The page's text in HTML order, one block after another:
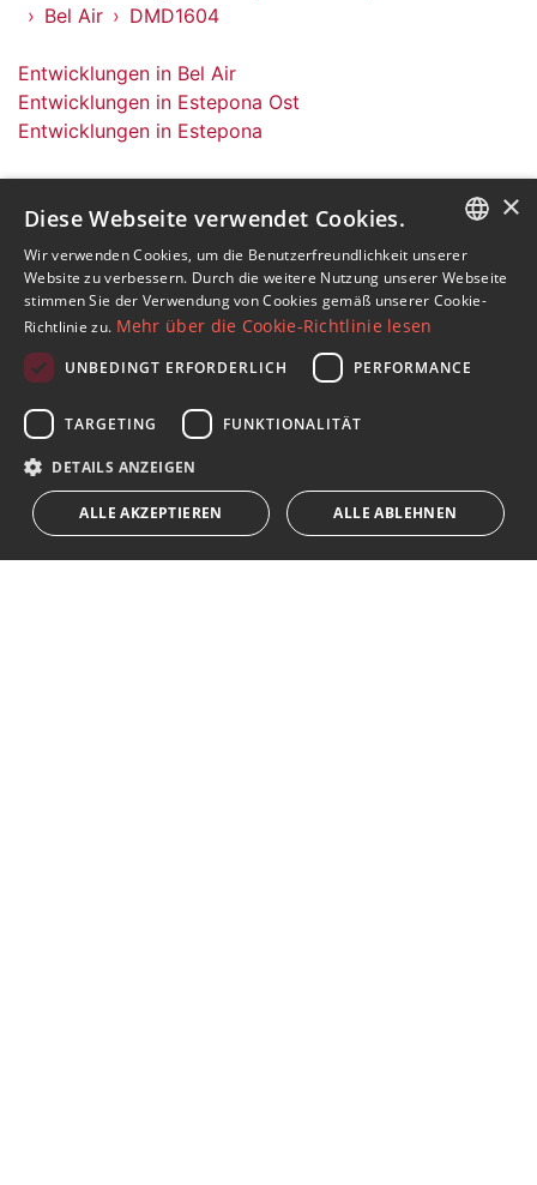
Bel Air
DMD1604
Entwicklungen in Bel Air
Entwicklungen in Estepona Ost
Entwicklungen in Estepona
Abonnieren Sie unseren Newsletter
Erhalten Sie Nachrichten über Immobilien, aktuelle
Themen und Lifestyle in Marbella
Ich akzeptiere die
Wir weisen Sie darauf hin, dass alle auf diese Weise erhaltenen
persönlichen Daten, ...Erweitert
ENGLISH
SPANISH
×
Diese Webseite verwendet Cookies.
Wir verwenden Cookies, um die Benutzerfreundlichkeit unserer
Website zu verbessern. Durch die weitere Nutzung unserer Webseite
stimmen Sie der Verwendung von Cookies gemäß unserer Cookie-
Richtlinie zu. Mehr über die Cookie-Richtlinie lesen
UNBEDINGT ERFORDERLICH PERFORMANCE
TARGETING FUNKTIONALITÄT
DETAILS ANZEIGEN
ALLE AKZEPTIEREN ALLE ABLEHNEN